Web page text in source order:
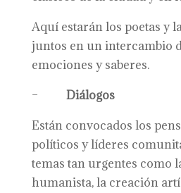
Aquí estarán los poetas y
juntos en un intercambio
emociones y saberes.
– Diálogos
Están convocados los
políticos y líderes
temas tan urgentes como
humanista, la creación